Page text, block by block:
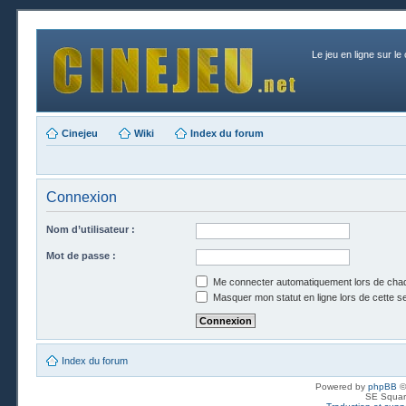
Le jeu en ligne sur le
Cinejeu Wiki Index du forum
Connexion
Nom d’utilisateur :
Mot de passe :
Me connecter automatiquement lors de
Masquer mon statut en ligne lors de cette
Index du forum
Powered by phpBB
SE